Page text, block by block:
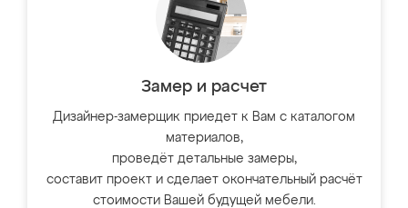
Замер и расчет
Дизайнер-замерщик приедет к Вам с каталогом
материалов,
проведёт детальные замеры,
составит проект и сделает окончательный расчёт
стоимости Вашей будущей мебели.